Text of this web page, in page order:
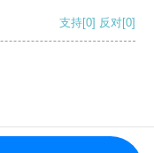
支持[0] 反对[0]